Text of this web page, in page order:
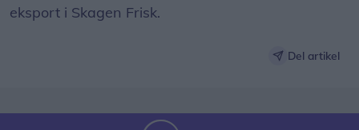
eksport i Skagen Frisk.
Del artikel